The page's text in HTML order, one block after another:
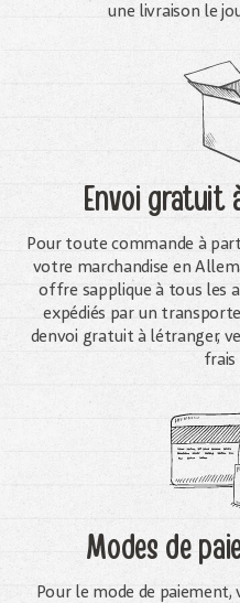
une livraison le
Envoi gratuit
Pour toute commande à
votre marchandise en
offre sapplique à tous les
expédiés par un
denvoi gratuit à létranger,
frais
Modes de
Pour le mode de